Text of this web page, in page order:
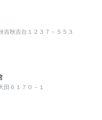
吉秋吉台１２３７－５５３
田６１７０－１